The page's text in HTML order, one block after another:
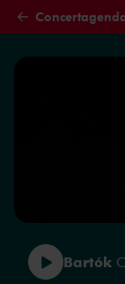
Naar
Bartók